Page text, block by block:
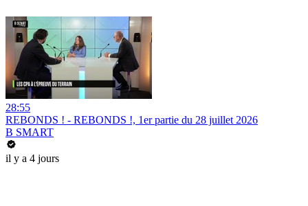
28:55
REBONDS ! - REBONDS !, 1er partie du 28 juillet 2026
B SMART
il y a 4 jours